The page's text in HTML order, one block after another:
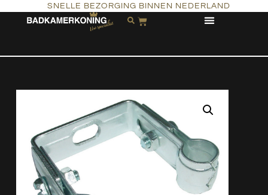
SNELLE BEZORGING BINNEN NEDERLAND